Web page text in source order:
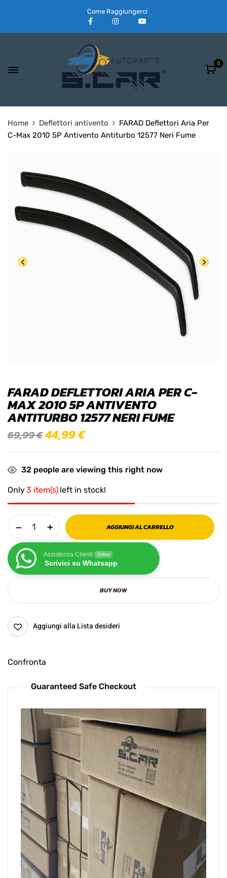
Come Raggiungerci
0
Home Deflettori antivento
FARAD Deflettori Aria Per
C-Max 2010 5P Antivento Antiturbo 12577 Neri Fume
FARAD DEFLETTORI ARIA PER C-
MAX 2010 5P ANTIVENTO
ANTITURBO 12577 NERI FUME
69,99€44,99€
32 people are viewing this right now
Only3 item(s) left in stock!
AGGIUNGI AL CARRELLO
Assistenza Clienti Online
Scrivici su Whatsapp
BUY NOW
Aggiungi alla Lista desideri
Confronta
Guaranteed Safe Checkout